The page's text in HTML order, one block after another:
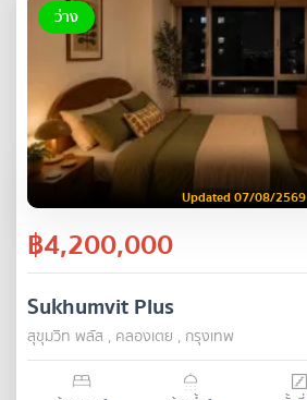
ว่าง
Updated 07/08/2569
฿4,200,000
Sukhumvit Plus
สุขุมวิท พลัส , คลองเตย , กรุงเทพ